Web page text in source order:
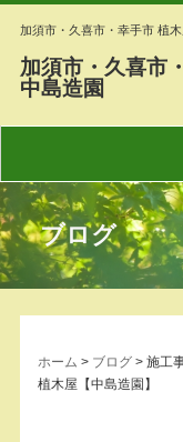
加須市・久喜市・幸手市 植
加須市・久喜市
中島造園
ブログ
ホーム > ブログ >施工
植木屋【中島造園】